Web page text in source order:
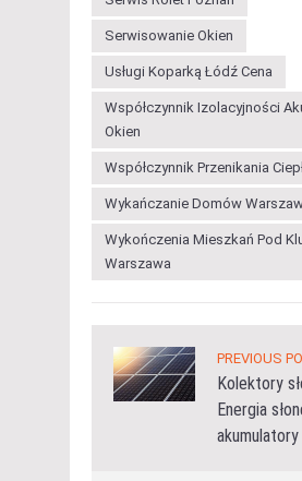
Serwisowanie Okien
Usługi Koparką Łódź Cena
Współczynnik Izolacyjności
Okien
Współczynnik Przenikania
Wykańczanie Domów
Wykończenia Mieszkań Pod
Warszawa
PREVIOUS
Kolektory
Energia